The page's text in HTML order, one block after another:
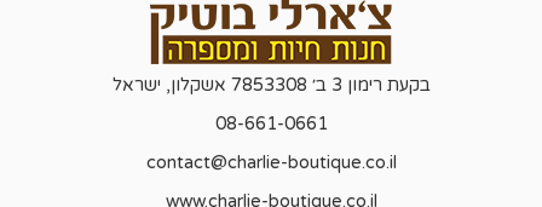
בקעת רימון 3 ב׳ 7853308 אשקלון, ישראל
08-661-0661
contact@charlie-boutique.co.il
www.charlie-boutique.co.il